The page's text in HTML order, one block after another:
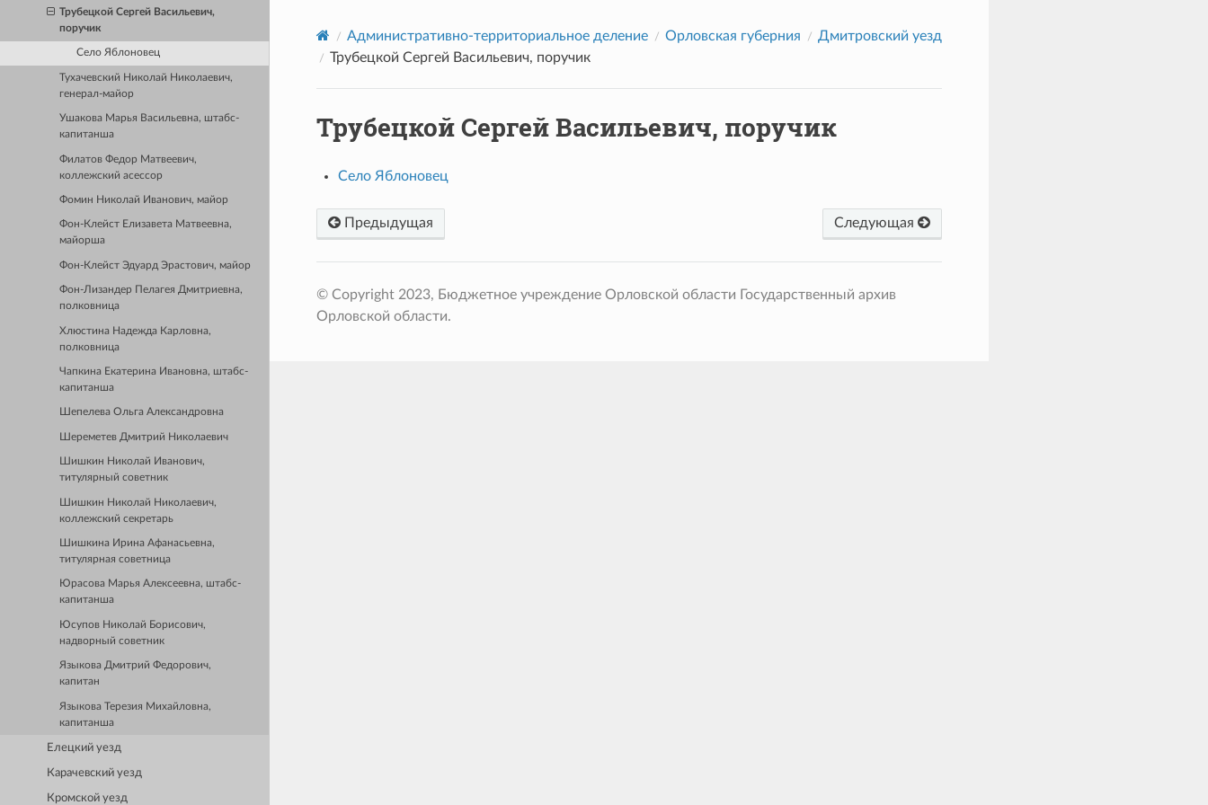
Трубецкой Сергей Васильевич,
поручик
Село Яблоновец
Тухачевский Николай Николаевич,
генерал-майор
Ушакова Марья Васильевна, штабс-
капитанша
Филатов Федор Матвеевич,
коллежский асессор
Фомин Николай Иванович, майор
Фон-Клейст Елизавета Матвеевна,
майорша
Фон-Клейст Эдуард Эрастович, майор
Фон-Лизандер Пелагея Дмитриевна,
полковница
Хлюстина Надежда Карловна,
полковница
Чапкина Екатерина Ивановна, штабс-
капитанша
Шепелева Ольга Александровна
Шереметев Дмитрий Николаевич
Шишкин Николай Иванович,
титулярный советник
Шишкин Николай Николаевич,
коллежский секретарь
Шишкина Ирина Афанасьевна,
титулярная советница
Юрасова Марья Алексеевна, штабс-
капитанша
Юсупов Николай Борисович,
надворный советник
Языкова Дмитрий Федорович,
капитан
Языкова Терезия Михайловна,
капитанша
Елецкий уезд
Карачевский уезд
Кромской уезд
Административно-территориальное деление Орловская губерния
Дмитровский уезд
Трубецкой Сергей Васильевич, поручик
Трубецкой Сергей Васильевич, поручик
Село Яблоновец
Предыдущая Следующая
© Copyright 2023, Бюджетное учреждение Орловской области Государственный архив
Орловской области.